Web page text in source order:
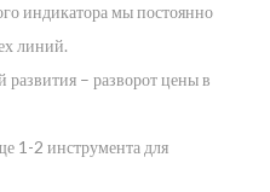
индикатора мы постоянно
линий.
развития – разворот цены в
1-2 инструмента для